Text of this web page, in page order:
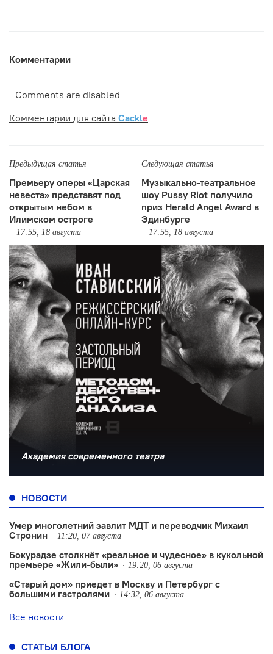
Комментарии
Comments are disabled
Комментарии для сайта Cackle
Предыдущая статья
Премьеру оперы «Царская
невеста» представят под
открытым небом в
Илимском остроге
17:55, 18 августа
Следующая статья
Музыкально-театральное
шоу Pussy Riot получило
приз Herald Angel Award в
Эдинбурге
17:55, 18 августа
Академия современного театра
НОВОСТИ
Умер многолетний завлит МДТ и переводчик Михаил
Стронин
11:20, 07 августа
Бокурадзе столкнëт «реальное и чудесное» в кукольной
премьере «Жили-были»
19:20, 06 августа
«Старый дом» приедет в Москву и Петербург с
большими гастролями
14:32, 06 августа
Все новости
СТАТЬИ БЛОГА